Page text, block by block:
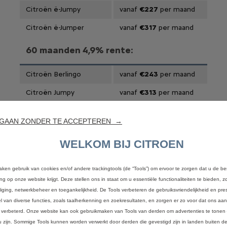
Citroën ë-Jumpy vanaf €227 per maand
Citroën ë-Jumper vanaf €317 per maand
60 maanden 4,9% rente:
Citroën Berlingo vanaf €243 per maand
Citroën Jumpy vanaf €313 per maand
Services en wordt u aangeboden door Stellantis Financial Services Nederland
Lemelerbergweg 12 te Amsterdam.
BEDRIJFSAUTO'S
jaar met speciale dekking die wordt geactiveerd na het
ZONDER TE ACCEPTEREN →
WELKOM BIJ CITROEN
gebruik van cookies en/of andere trackingtools (de “Tools”) om ervoor te zorgen dat u de
op onze website krijgt. Deze stellen ons in staat om u essentiële functionaliteiten te bieden,
netwerkbeheer en toegankelijkheid. De Tools verbeteren de gebruiksvriendelijkheid en
van diverse functies, zoals taalherkenning en zoekresultaten, en zorgen er zo voor dat ons
verbeterd. Onze website kan ook gebruikmaken van Tools van derden om advertenties te tonen
zijn. Sommige Tools kunnen worden verwerkt door derden die gevestigd zijn in landen buiten